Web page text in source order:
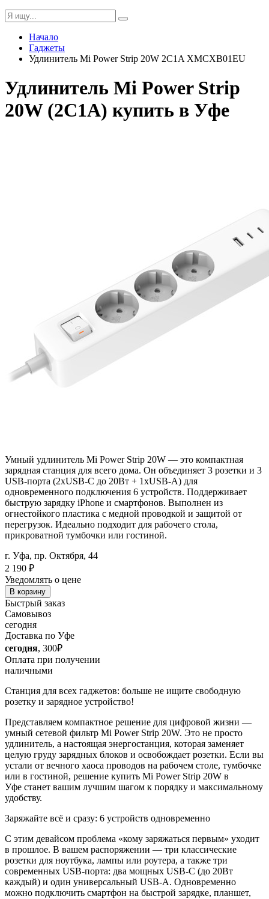
Начало
Гаджеты
Удлинитель Mi Power Strip 20W 2C1A XMCXB01EU
Удлинитель Mi Power Strip
20W (2C1A) купить в Уфе
Умный удлинитель Mi Power Strip 20W — это компактная
зарядная станция для всего дома. Он объединяет 3 розетки и 3
USB-порта (2xUSB-C до 20Вт + 1xUSB-A) для
одновременного подключения 6 устройств. Поддерживает
быструю зарядку iPhone и смартфонов. Выполнен из
огнестойкого пластика с медной проводкой и защитой от
перегрузок. Идеально подходит для рабочего стола,
прикроватной тумбочки или гостиной.
г. Уфа, пр. Октября, 44
2 190 ₽
Уведомлять о цене
В корзину
Быстрый заказ
Самовывоз
сегодня
Доставка по Уфе
сегодня, 300₽
Оплата при получении
наличными
Станция для всех гаджетов: больше не ищите свободную
розетку и зарядное устройство!
Представляем компактное решение для цифровой жизни —
умный сетевой фильтр Mi Power Strip 20W. Это не просто
удлинитель, а настоящая энергостанция, которая заменяет
целую груду зарядных блоков и освобождает розетки. Если вы
устали от вечного хаоса проводов на рабочем столе, тумбочке
или в гостиной, решение купить Mi Power Strip 20W в
Уфе станет вашим лучшим шагом к порядку и максимальному
удобству.
Заряжайте всё и сразу: 6 устройств одновременно
С этим девайсом проблема «кому заряжаться первым» уходит
в прошлое. В вашем распоряжении — три классические
розетки для ноутбука, лампы или роутера, а также три
современных USB-порта: два мощных USB-C (до 20Вт
каждый) и один универсальный USB-A. Одновременно
можно подключить смартфон на быстрой зарядке, планшет,